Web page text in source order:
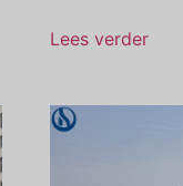
Lees verder